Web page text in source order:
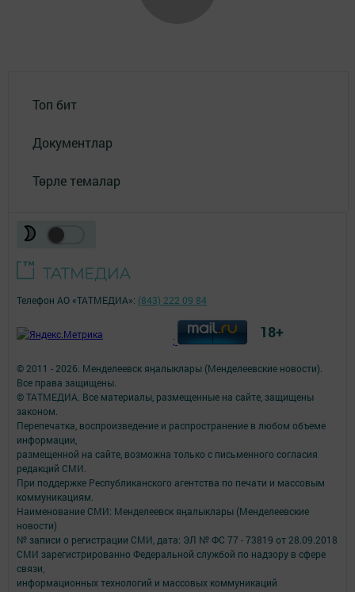
Топ бит
Документлар
Төрле темалар
© 2011 - 2026. Менделеевск яӊалыклары (Менделеевские новости).
Все права защищены.
© ТАТМЕДИА. Все материалы, размещенные на сайте, защищены
законом.
Перепечатка, воспроизведение и распространение в любом объеме
информации,
размещенной на сайте, возможна только с письменного согласия
редакций СМИ.
При поддержке Республиканского агентства по печати и массовым
коммуникациям.
Наименование СМИ: Менделеевск яӊалыклары (Менделеевские
новости)
№ записи о регистрации СМИ, дата: ЭЛ № ФС 77 - 73819 от 28.09.2018
СМИ зарегистрированно Федеральной службой по надзору в сфере
связи,
информационных технологий и массовых коммуникаций
Телефон АО «ТАТМЕДИА»: (843) 222 09 84
; 18+